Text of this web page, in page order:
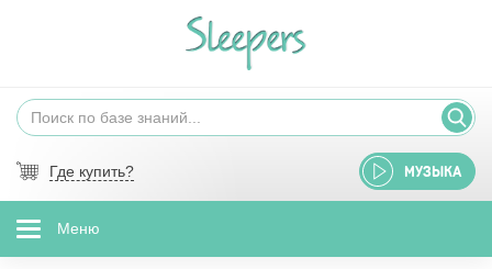
Где купить? МУЗЫКА
Меню